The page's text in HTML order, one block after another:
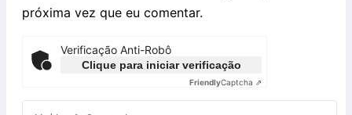
próxima vez que eu comentar.
Verificação Anti-Robô
Clique para iniciar verificação
FriendlyCaptcha ⇗